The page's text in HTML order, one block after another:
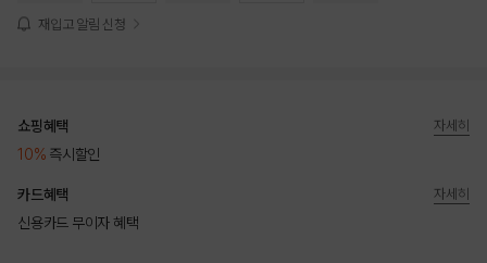
재입고 알림 신청
쇼핑혜택
10% 즉시할인
자세히
카드혜택
신용카드 무이자 혜택
자세히